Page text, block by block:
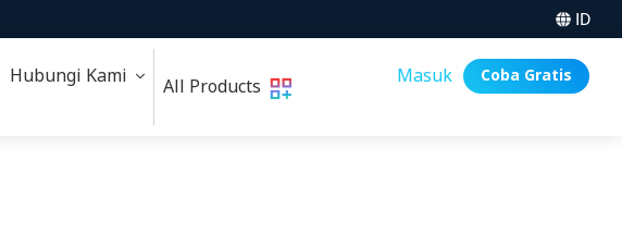
ID
Hubungi Kami All Products Masuk Coba Gratis